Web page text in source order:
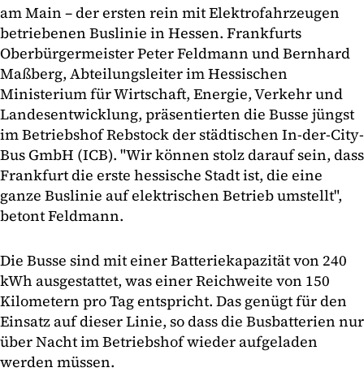
am Main – der ersten rein mit Elektrofahrzeugen
betriebenen Buslinie in Hessen. Frankfurts
Oberbürgermeister Peter Feldmann und Bernhard
Maßberg, Abteilungsleiter im Hessischen
Ministerium für Wirtschaft, Energie, Verkehr und
Landesentwicklung, präsentierten die Busse jüngst
im Betriebshof Rebstock der städtischen In-der-City-
Bus GmbH (ICB). "Wir können stolz darauf sein, dass
Frankfurt die erste hessische Stadt ist, die eine
ganze Buslinie auf elektrischen Betrieb umstellt",
betont Feldmann.
Die Busse sind mit einer Batteriekapazität von 240
kWh ausgestattet, was einer Reichweite von 150
Kilometern pro Tag entspricht. Das genügt für den
Einsatz auf dieser Linie, so dass die Busbatterien nur
über Nacht im Betriebshof wieder aufgeladen
werden müssen.